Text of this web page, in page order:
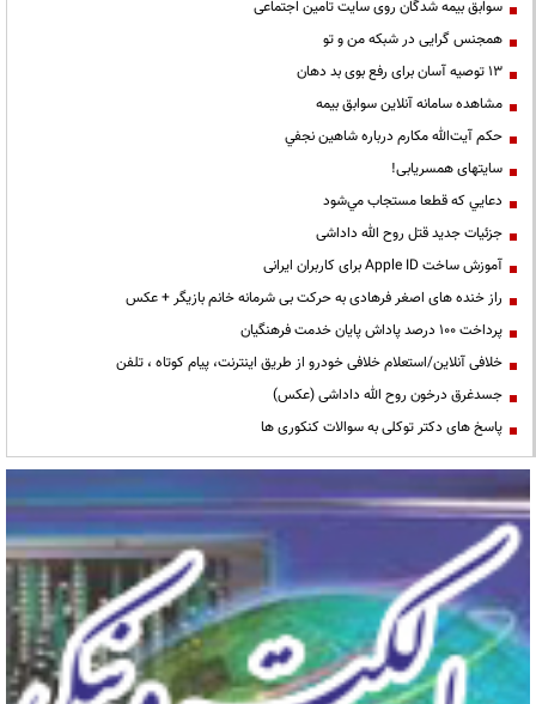
سوابق بیمه شدگان روی سایت تامین اجتماعی
همجنس گرایی در شبکه من و تو
13 توصیه آسان برای رفع بوی بد دهان
مشاهده سامانه آنلاين سوابق بیمه
حكم آيت‌الله مكارم درباره شاهين نجفي
سایتهای همسریابی!
دعايي كه قطعا مستجاب مي‌شود
جزئیات جدید قتل روح الله داداشی
آموزش ساخت Apple ID برای کاربران ایرانی
راز خنده های اصغر فرهادی به حرکت بی شرمانه خانم بازیگر + عکس
پرداخت ۱۰۰ درصد پاداش پایان خدمت فرهنگیان
خلافی آنلاین/استعلام خلافی خودرو از طریق اینترنت، پیام کوتاه ، تلفن
جسدغرق درخون روح الله داداشی (عکس)
پاسخ های دکتر توکلی به سوالات کنکوری ها